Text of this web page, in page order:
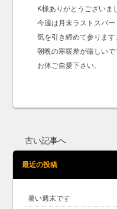
K様ありがとうございま
今週は月末ラストスパー
気を引き締めて参ります
朝晩の寒暖差が厳しいで
お体ご自愛下さい。
古い記事へ
最近の投稿
暑い週末です